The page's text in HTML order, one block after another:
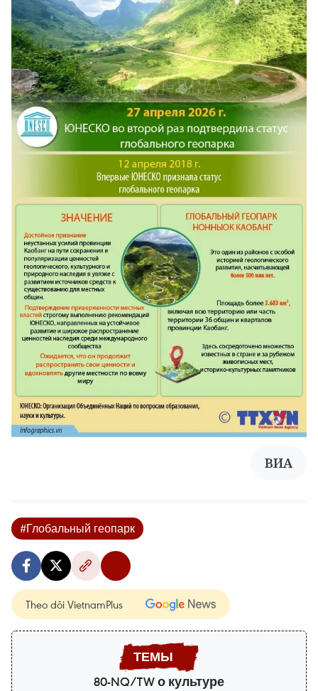
ВИА
#Глобальный геопарк
Theo dõi VietnamPlus
80-NQ/TW о культуре